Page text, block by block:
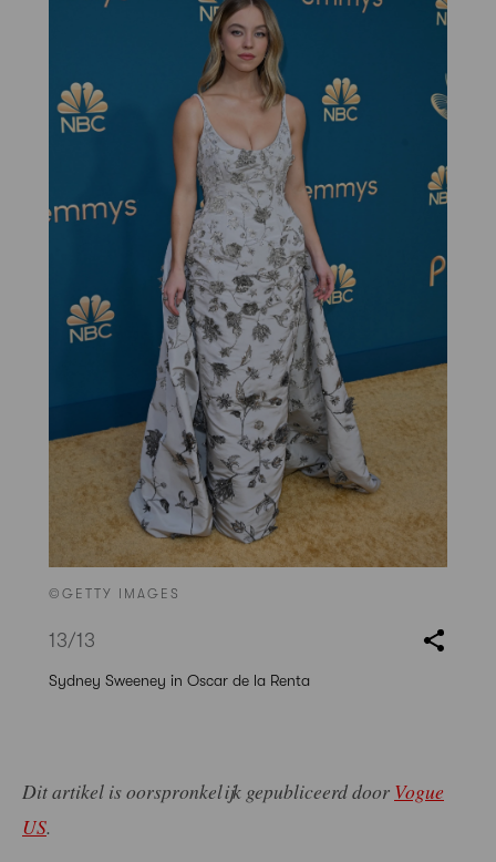
©GETTY IMAGES
13/13
Sydney Sweeney in Oscar de la Renta
Dit artikel is oorspronkelijk gepubliceerd door Vogue
US.